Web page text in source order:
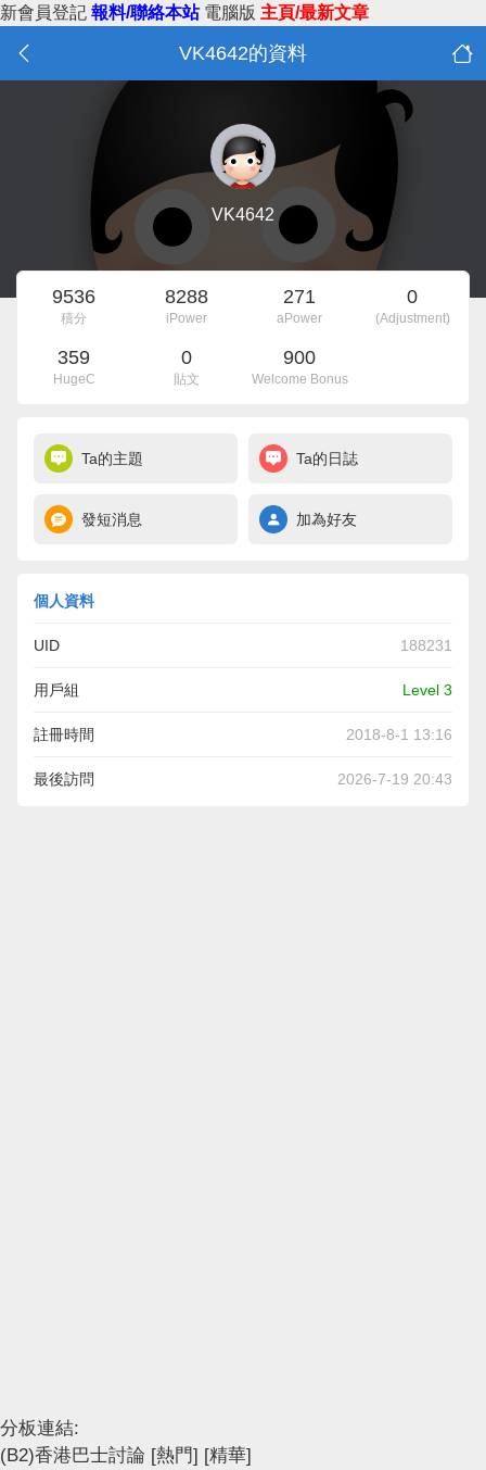
新會員登記 報料/聯絡本站 電腦版 主頁/最新文章
VK4642的資料
VK4642
9536
積分
8288
iPower
271
aPower
0
(Adjustment)
359
HugeC
0
貼文
900
Welcome Bonus
Ta的主題 Ta的日誌
發短消息 加為好友
個人資料
UID 188231
用戶組 Level 3
註冊時間 2018-8-1 13:16
最後訪問 2026-7-19 20:43
分板連結:
(B2)香港巴士討論 [熱門] [精華]